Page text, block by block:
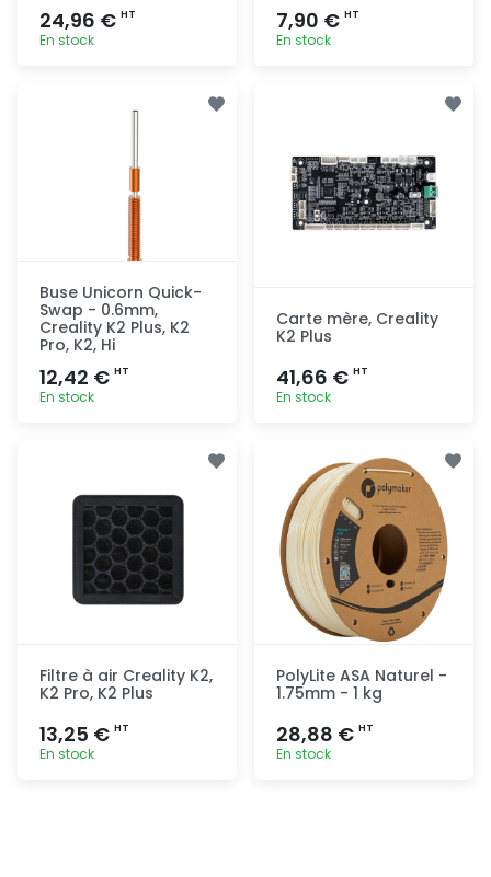
24,96 € HT
En stock
rapide
7,90 € HT
En stock
Buse Unicorn Quick-
Swap - 0.6mm,
Creality K2 Plus, K2
Pro, K2, Hi
12,42 € HT
En stock
Carte mère, Creality
K2 Plus
41,66 € HT
En stock
rapide
Filtre à air Creality K2,
K2 Pro, K2 Plus
13,25 € HT
En stock
PolyLite ASA Naturel -
1.75mm - 1 kg
28,88 € HT
En stock